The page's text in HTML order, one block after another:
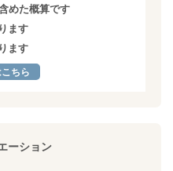
めた概算です
ます
ます
ちら
ーション